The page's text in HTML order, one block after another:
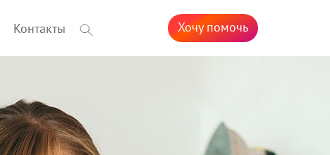
Контакты Хочу помочь